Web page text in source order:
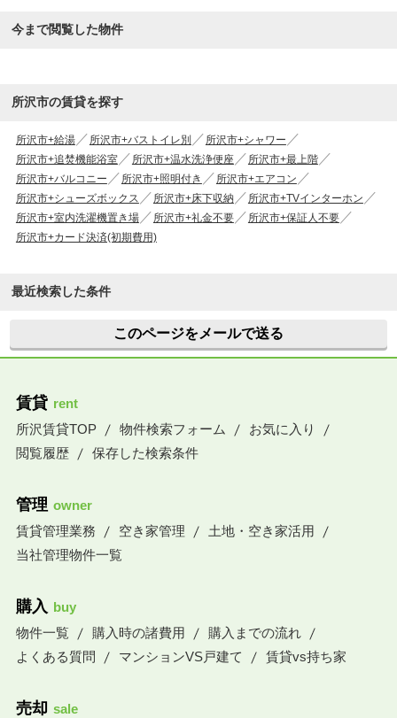
今まで閲覧した物件
所沢市の賃貸を探す
所沢市+給湯 所沢市+バストイレ別
所沢市+シャワー
所沢市+追焚機能浴室
所沢市+温水洗浄便座
所沢市+最上階
所沢市+バルコニー
所沢市+照明付き
所沢市+エアコン
所沢市+シューズボックス
所沢市+床下収納
所沢市+TVインターホン
所沢市+室内洗濯機置き場
所沢市+礼金不要
所沢市+保証人不要
所沢市+カード決済(初期費用)
最近検索した条件
このページをメールで送る
賃貸 rent
所沢賃貸TOP
物件検索フォーム
お気に入り
閲覧履歴
保存した検索条件
管理 owner
賃貸管理業務
空き家管理
土地・空き家活用
当社管理物件一覧
購入 buy
物件一覧
購入時の諸費用
購入までの流れ
よくある質問
マンションVS戸建て 賃貸vs持ち家
売却 sale